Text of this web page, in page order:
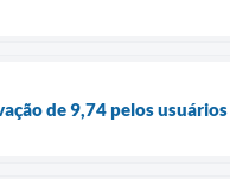
de 9,74 pelos usuários